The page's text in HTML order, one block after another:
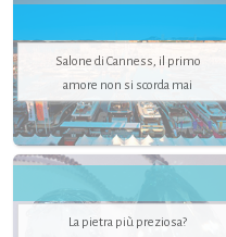
Salone di Canness, il primo
amore non si scorda mai
La pietra più preziosa?